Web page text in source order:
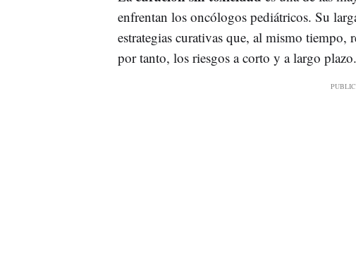
enfrentan los oncólogos pediátricos. Su
estrategias curativas que, al mismo tiempo,
por tanto, los riesgos a corto y a largo plazo.